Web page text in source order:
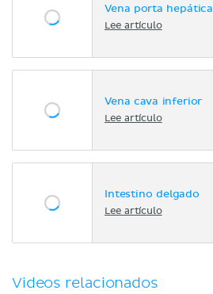
Vena porta hepática
Lee artículo
Vena cava inferior
Lee artículo
Intestino delgado
Lee artículo
Videos relacionados